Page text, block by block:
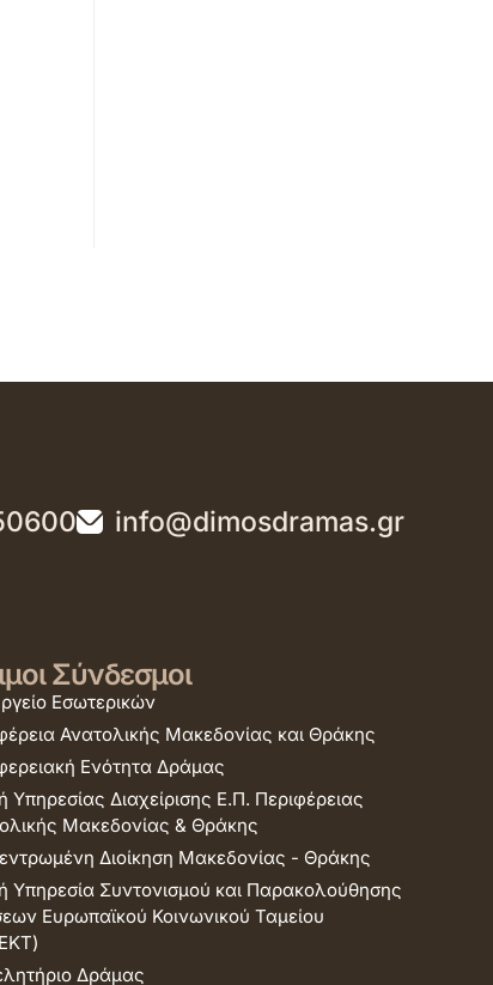
info@dimosdramas.gr
Σύνδεσμοι
Εσωτερικών
Ανατολικής Μακεδονίας και Θράκης
Ενότητα Δράμας
Υπηρεσίας Διαχείρισης Ε.Π. Περιφέρειας
Μακεδονίας & Θράκης
Διοίκηση Μακεδονίας - Θράκης
Υπηρεσία Συντονισμού και Παρακολούθησης
Ευρωπαϊκού Κοινωνικού Ταμείου
Δράμας